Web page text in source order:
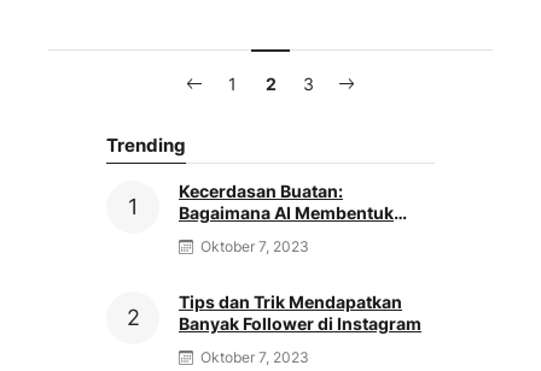
1 2 3
Trending
Kecerdasan Buatan:
Bagaimana AI Membentuk
Industri
Oktober 7, 2023
Tips dan Trik Mendapatkan
Banyak Follower di Instagram
Oktober 7, 2023